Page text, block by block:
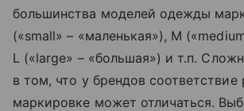
большинства моделей одежды
(«small» – «маленькая»), M
L («large» – «большая») и т.п.
в том, что у брендов соответствие
маркировке может отличаться.